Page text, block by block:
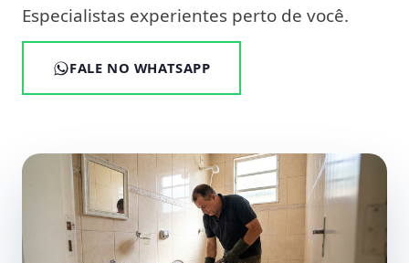
Especialistas experientes perto de você.
FALE NO WHATSAPP